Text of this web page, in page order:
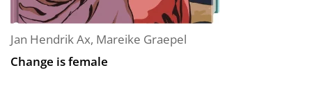
Jan Hendrik Ax, Mareike Graepel
Change is female